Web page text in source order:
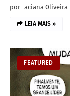
por Taciana
LEIA MAIS »
FEATURED